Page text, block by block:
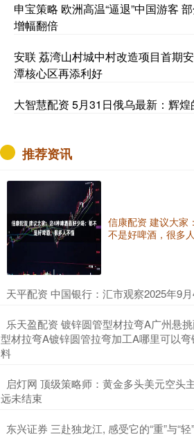
申宝策略 欧洲高温“逼退”中国游客
增幅翻倍
安联 荔湾山村城中村改造项目首期
潭核心区再添利好
大智慧配资 5月31日俄乌最新：辉煌
推荐资讯
信康配资 建议大家
不是好啤酒，很多
天平配资 中国银行：汇市观察2025年9月
乐天盈配资 镀锌圆管型材拉弯A广州悬
型材拉弯A镀锌圆管拉弯加工A哪里可以
料
启灯网 顶级策略师：黄金多头美元空头
远未结束
​东兴证券 三赴独龙江, 感受它的“重”与“轻”